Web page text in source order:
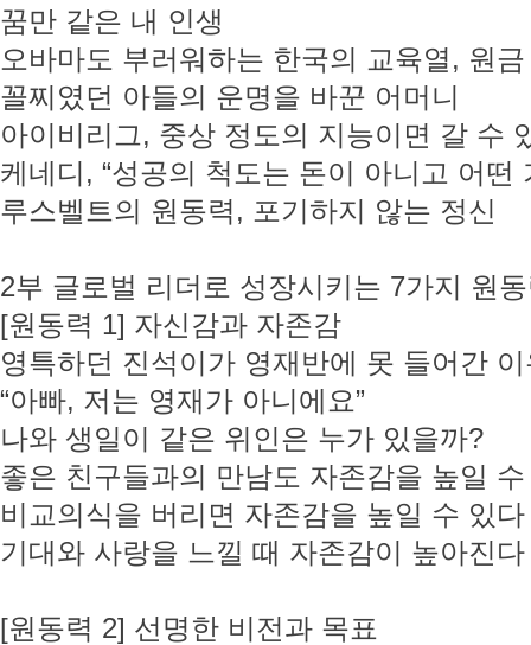
꿈만 같은 내 인생
오바마도 부러워하는 한국의 교육열, 원
꼴찌였던 아들의 운명을 바꾼 어머니
아이비리그, 중상 정도의 지능이면 갈 수
케네디, “성공의 척도는 돈이 아니고 어떤
루스벨트의 원동력, 포기하지 않는 정신
2부 글로벌 리더로 성장시키는 7가지 원
[원동력 1] 자신감과 자존감
영특하던 진석이가 영재반에 못 들어간 이
“아빠, 저는 영재가 아니에요”
나와 생일이 같은 위인은 누가 있을까?
좋은 친구들과의 만남도 자존감을 높일
비교의식을 버리면 자존감을 높일 수 있다
기대와 사랑을 느낄 때 자존감이 높아진다
[원동력 2] 선명한 비전과 목표